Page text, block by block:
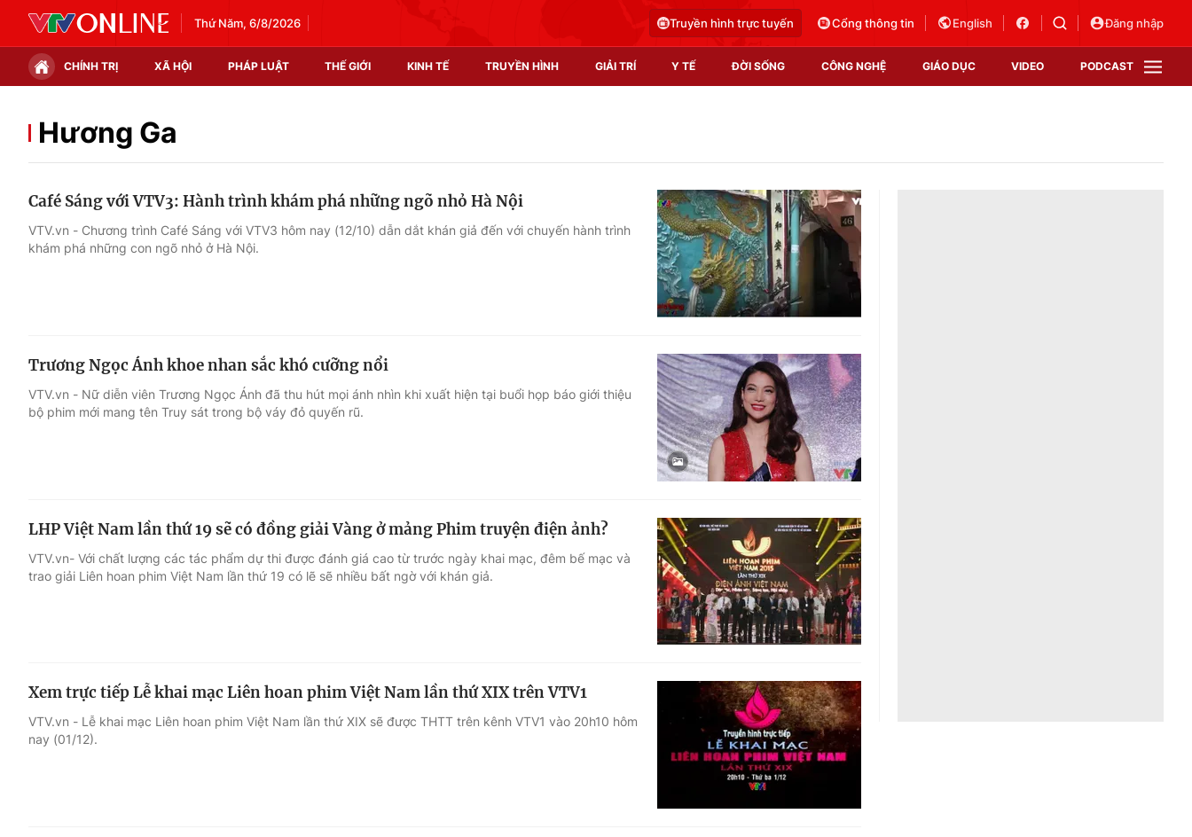
Thứ Năm, 6/8/2026 Truyền hình trực tuyến Cổng thông tin English Đăng nhập
CHÍNH TRỊ XÃ HỘI PHÁP LUẬT THẾ GIỚI KINH TẾ TRUYỀN HÌNH GIẢI TRÍ Y TẾ ĐỜI SỐNG CÔNG NGHỆ GIÁO DỤC VIDEO PODCAST
Chính trị
Thế giới đó đây
Thị trường
Video
Shorts video
Podcast
EMagazine
Photo
Infographic
Góc ảnh
Điện ảnh
Âm nhạc
Sao
Du lịch
Làm đẹp
Chất lượng cuộc sống
Tuyển sinh
Học trực tuyến
Công nghệ
Hitech Công nghệ tương lai
Sản phẩm
Thị trường
Tư vấn
VTV Sức khoẻ
Hương Ga
Café Sáng với VTV3: Hành trình khám phá những ngõ nhỏ Hà Nội
VTV.vn - Chương trình Café Sáng với VTV3 hôm nay (12/10) dẫn dắt khán giả đến với chuyến hành trình
khám phá những con ngõ nhỏ ở Hà Nội.
Trương Ngọc Ánh khoe nhan sắc khó cưỡng nổi
VTV.vn - Nữ diễn viên Trương Ngọc Ánh đã thu hút mọi ánh nhìn khi xuất hiện tại buổi họp báo giới thiệu
bộ phim mới mang tên Truy sát trong bộ váy đỏ quyến rũ.
LHP Việt Nam lần thứ 19 sẽ có đồng giải Vàng ở mảng Phim truyện điện ảnh?
VTV.vn- Với chất lượng các tác phẩm dự thi được đánh giá cao từ trước ngày khai mạc, đêm bế mạc và
trao giải Liên hoan phim Việt Nam lần thứ 19 có lẽ sẽ nhiều bất ngờ với khán giả.
Xem trực tiếp Lễ khai mạc Liên hoan phim Việt Nam lần thứ XIX trên VTV1
VTV.vn - Lễ khai mạc Liên hoan phim Việt Nam lần thứ XIX sẽ được THTT trên kênh VTV1 vào 20h10 hôm
nay (01/12).